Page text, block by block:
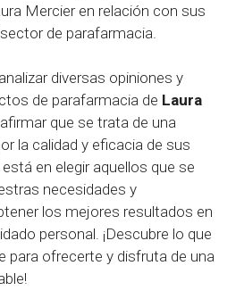
Mercier en relación con sus
de parafarmacia.
diversas opiniones y
de parafarmacia de Laura
que se trata de una
la calidad y eficacia de sus
en elegir aquellos que se
necesidades y
los mejores resultados en
personal. ¡Descubre lo que
para ofrecerte y disfruta de una